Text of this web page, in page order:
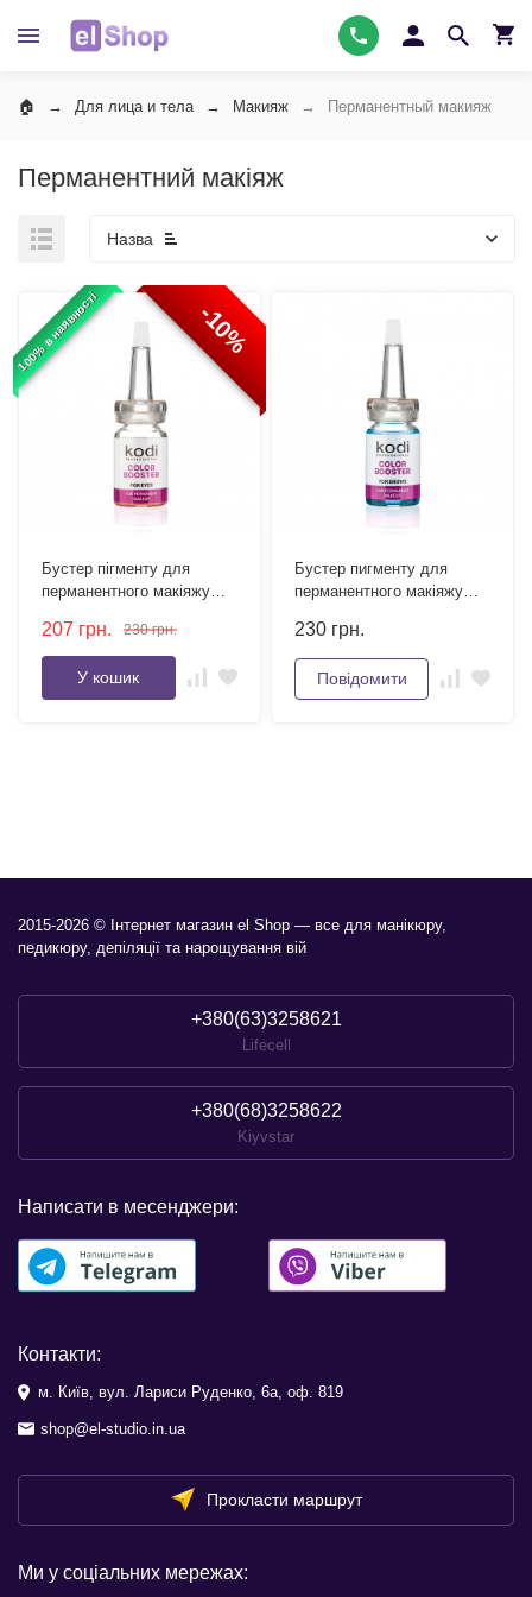
Для лица и тела Макияж Перманентный макияж
Перманентний макіяж
Назва
100% в наявності -10%
Бустер пігменту для
перманентного макіяжу
Color Booster For Eyes 10
мл
207 грн. 230 грн.
У кошик
Бустер пигменту для
перманентного макіяжу
Booster 10 мл
230 грн.
Повідомити
2015-2026 © Інтернет магазин el Shop — все для манікюру,
педикюру, депіляції та нарощування вій
+380(63)3258621
Lifecell
+380(68)3258622
Kiyvstar
Написати в месенджери:
Контакти:
м. Київ, вул. Лариси Руденко, 6а, оф. 819
shop@el-studio.in.ua
Прокласти маршрут
Ми у соціальних мережах: